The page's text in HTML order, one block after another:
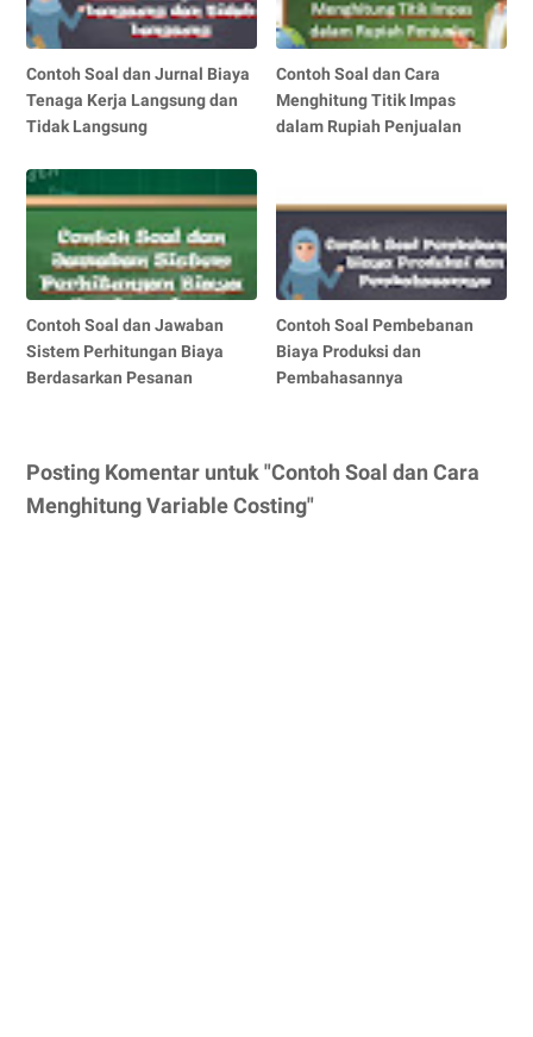
Contoh Soal dan Jurnal Biaya
Tenaga Kerja Langsung dan
Tidak Langsung
Contoh Soal dan Cara
Menghitung Titik Impas
dalam Rupiah Penjualan
Contoh Soal dan Jawaban
Sistem Perhitungan Biaya
Berdasarkan Pesanan
Contoh Soal Pembebanan
Biaya Produksi dan
Pembahasannya
Posting Komentar untuk "Contoh Soal dan Cara
Menghitung Variable Costing"